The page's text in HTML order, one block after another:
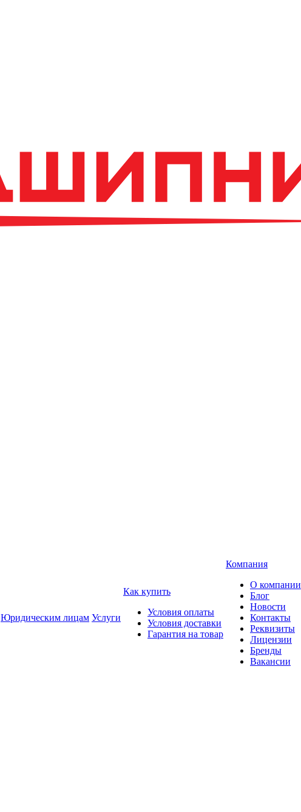
Юридическим лицам Услуги
Как купить
Условия оплаты
Условия доставки
Гарантия на товар
Компания
О компании
Блог
Новости
Контакты
Реквизиты
Лицензии
Бренды
Вакансии